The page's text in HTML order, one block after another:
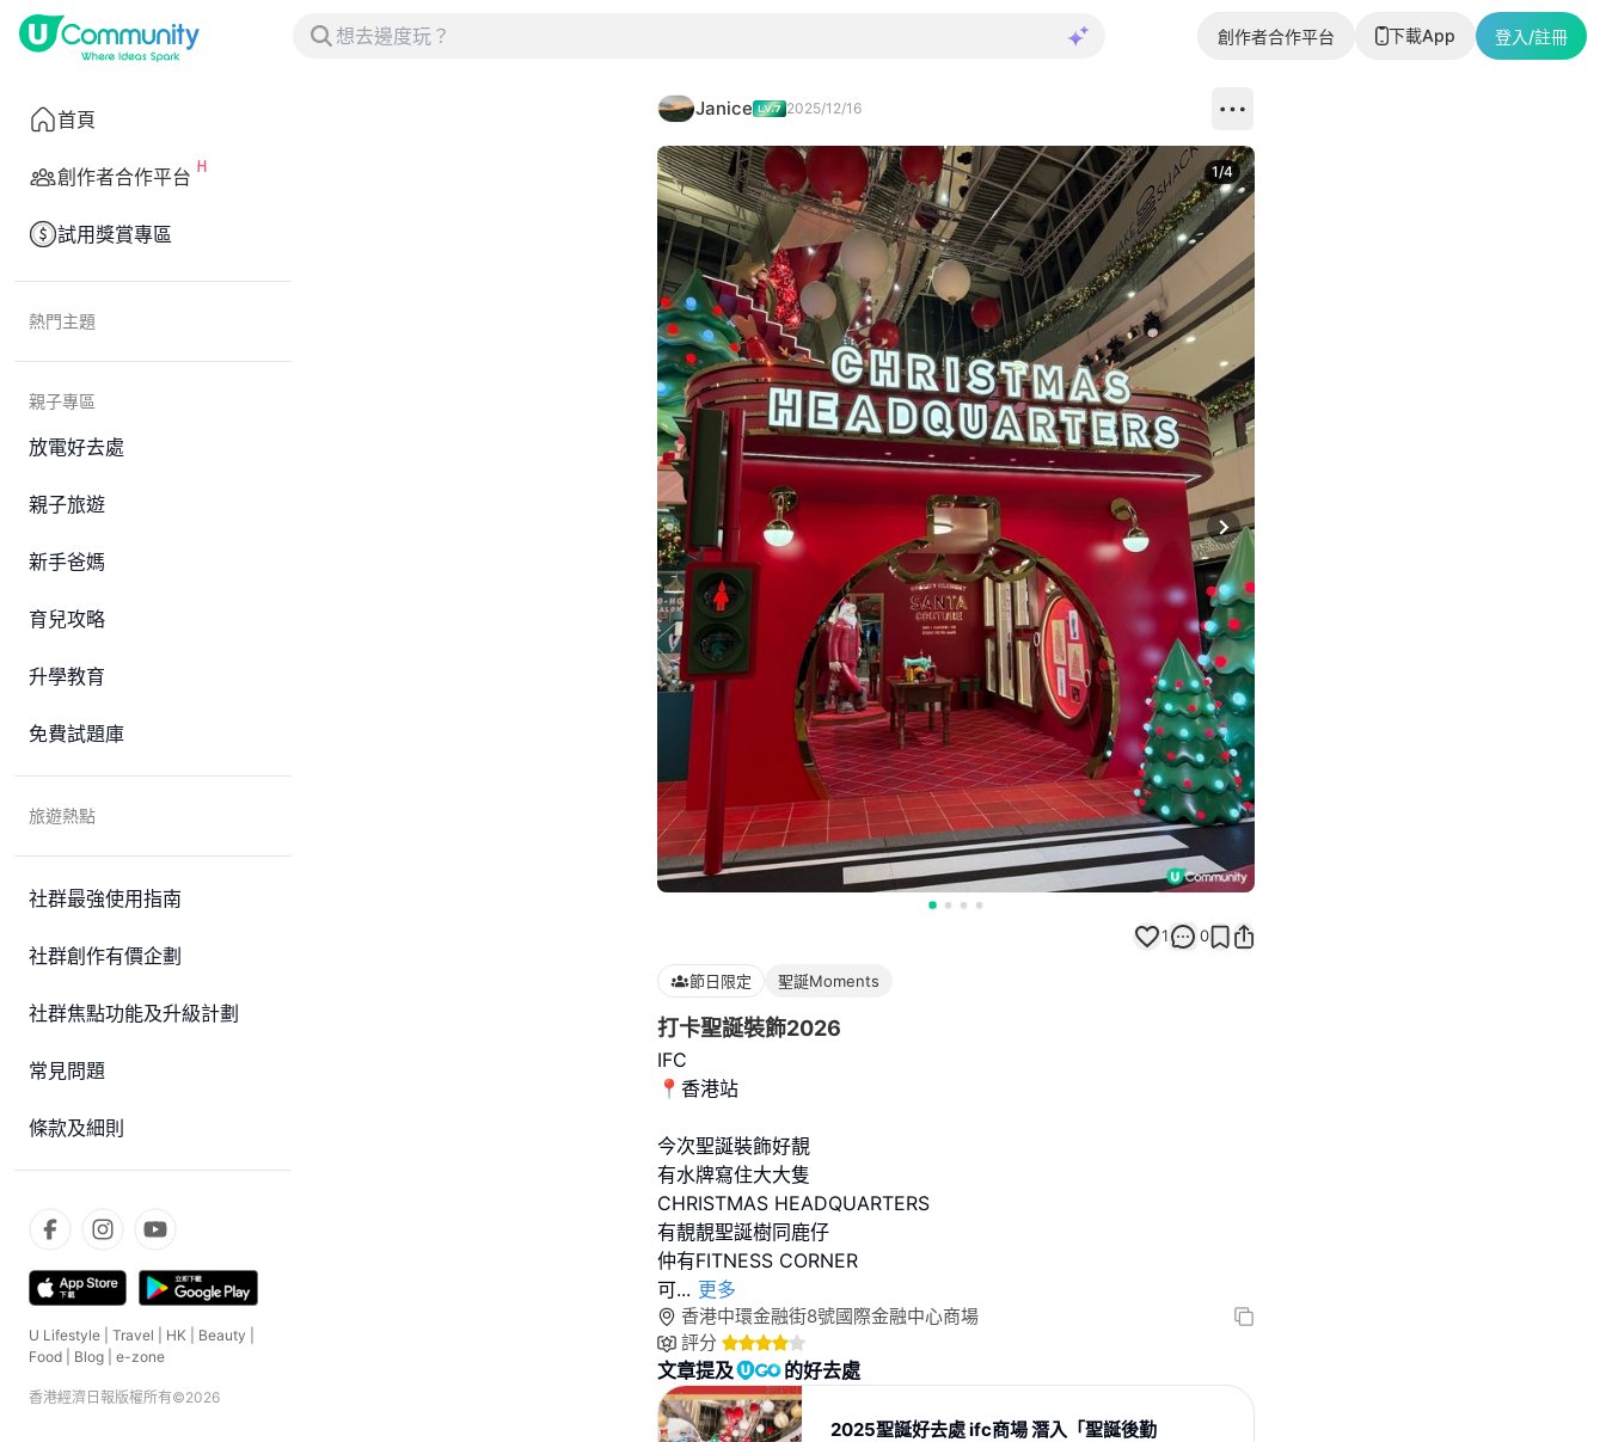
創作者合作平台 下載App 登入/註冊
首頁
創作者合作平台
試用獎賞專區
熱門主題
親子專區
放電好去處
親子旅遊
新手爸媽
育兒攻略
升學教育
免費試題庫
旅遊熱點
社群最強使用指南
社群創作有價企劃
社群焦點功能及升級計劃
常見問題
條款及細則
U Lifestyle Travel HK Beauty
Food
Blog e-zone
香港經濟日報版權所有©2026
Janice 2025/12/16
Next slide
1/4
1 0
節日限定 聖誕Moments
打卡聖誕裝飾2026
IFC
📍香港站
今次聖誕裝飾好靚
有水牌寫住大大隻
CHRISTMAS HEADQUARTERS
有靚靚聖誕樹同鹿仔
仲有FITNESS CORNER
可... 更多
香港中環金融街8號國際金融中心商場
評分
文章提及 的好去處
2025聖誕好去處 ifc商場 潛入「聖誕後勤